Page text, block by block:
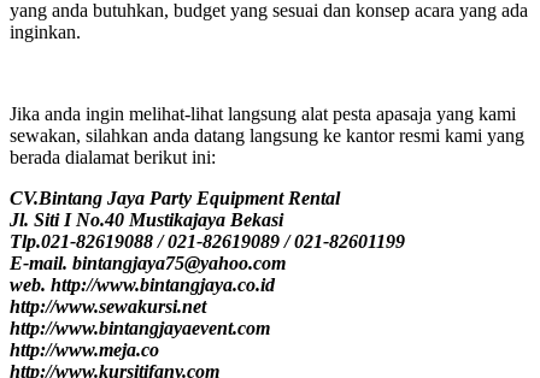
yang anda butuhkan, budget yang sesuai dan konsep acara yang ada
inginkan.
Jika anda ingin melihat-lihat langsung alat pesta apasaja yang kami
sewakan, silahkan anda datang langsung ke kantor resmi kami yang
berada dialamat berikut ini:
CV.Bintang Jaya Party Equipment Rental
Jl. Siti I No.40 Mustikajaya Bekasi
Tlp.021-82619088 / 021-82619089 / 021-82601199
E-mail. bintangjaya75@yahoo.com
web. http://www.bintangjaya.co.id
http://www.sewakursi.net
http://www.bintangjayaevent.com
http://www.meja.co
http://www.kursitifany.com